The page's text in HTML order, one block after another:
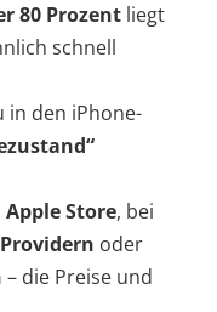
80 Prozent liegt
schnell
in den iPhone-
Apple Store, bei
oder
– die Preise und